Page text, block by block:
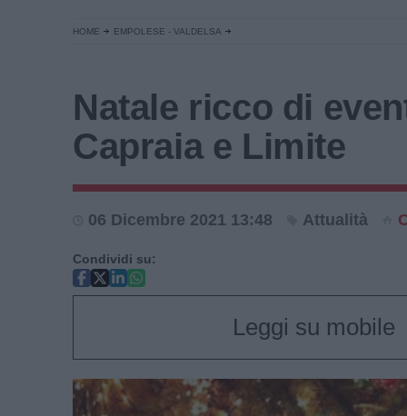
HOME EMPOLESE - VALDELSA
Natale ricco di
Capraia e Limite
06 Dicembre 2021 13:48 Attualità
Condividi su:
Leggi su mobile